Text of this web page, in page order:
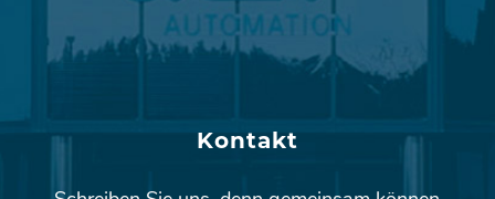
Kontakt